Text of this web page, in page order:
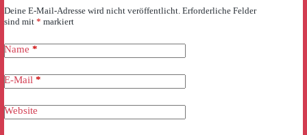
Deine E-Mail-Adresse wird nicht veröffentlicht. Erforderliche Felder
sind mit * markiert
Name *
E-Mail *
Website